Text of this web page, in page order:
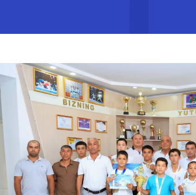
Galereya
Axborot xizmati
Matbuot anjumanlari
Konferensiyalar
Yordam
Tanlovlar